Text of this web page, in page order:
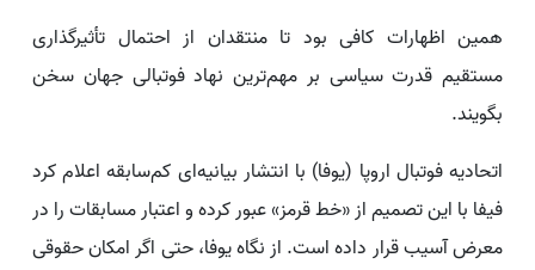
همین اظهارات کافی بود تا منتقدان از احتمال تأثیرگذاری
مستقیم قدرت سیاسی بر مهم‌ترین نهاد فوتبالی جهان سخن
بگویند.
اتحادیه فوتبال اروپا (یوفا) با انتشار بیانیه‌ای کم‌سابقه اعلام کرد
فیفا با این تصمیم از «خط قرمز» عبور کرده و اعتبار مسابقات را در
معرض آسیب قرار داده است. از نگاه یوفا، حتی اگر امکان حقوقی